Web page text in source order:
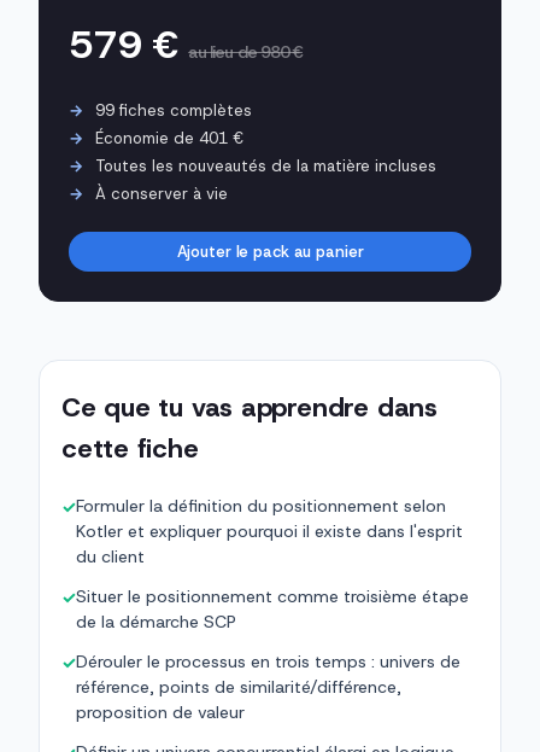
579 €au lieu de 980 €
99 fiches complètes
Économie de 401 €
Toutes les nouveautés de la matière incluses
À conserver à vie
Ajouter le pack au panier
Ce que tu vas apprendre dans
cette fiche
✓Formuler la définition du positionnement selon
Kotler et expliquer pourquoi il existe dans l'esprit
du client
✓Situer le positionnement comme troisième étape
de la démarche SCP
✓Dérouler le processus en trois temps : univers de
référence, points de similarité/différence,
proposition de valeur